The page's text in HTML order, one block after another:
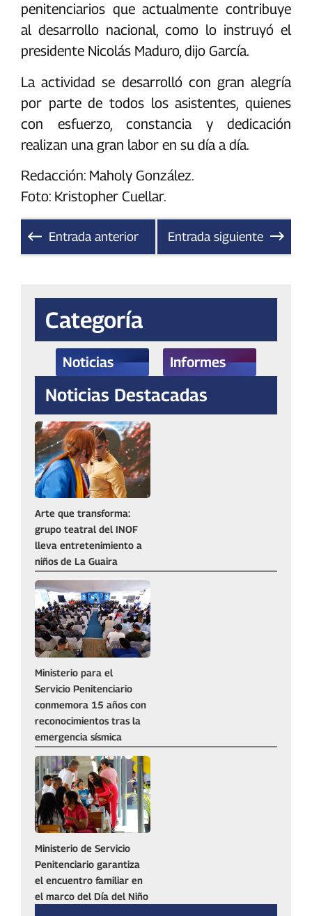
penitenciarios que actualmente contribuye
al desarrollo nacional, como lo instruyó el
presidente Nicolás Maduro, dijo García.
La actividad se desarrolló con gran alegría
por parte de todos los asistentes, quienes
con esfuerzo, constancia y dedicación
realizan una gran labor en su día a día.
Redacción: Maholy González.
Foto: Kristopher Cuellar.
Entrada anterior Entrada siguiente
Categoría
Noticias Informes
Noticias Destacadas
Arte que transforma:
grupo teatral del INOF
lleva entretenimiento a
niños de La Guaira
Ministerio para el
Servicio Penitenciario
conmemora 15 años con
reconocimientos tras la
emergencia sísmica
Ministerio de Servicio
Penitenciario garantiza
el encuentro familiar en
el marco del Día del Niño